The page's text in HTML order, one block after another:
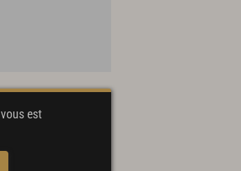
vous est